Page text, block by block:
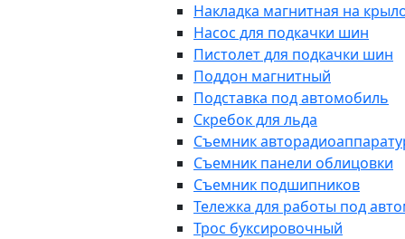
Накладка магнитная на
Насос для подкачки шин
Пистолет для подкачки шин
Поддон магнитный
Подставка под автомобиль
Скребок для льда
Съемник
Съемник панели облицовки
Съемник подшипников
Тележка для работы под
Трос буксировочный